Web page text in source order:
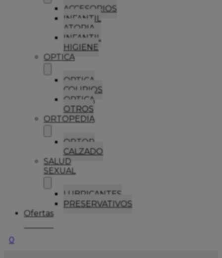
ACCESORIOS
INFANTIL
ATOPIA
INFANTIL
HIGIENE
OPTICA
OPTICA
COLIRIOS
OPTICA
OTROS
ORTOPEDIA
ORTOP
CALZADO
SALUD
SEXUAL
LUBRICANTES
PRESERVATIVOS
Ofertas
0